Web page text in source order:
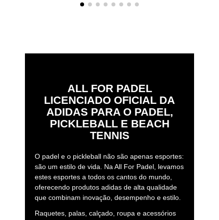
ALL FOR PADEL
LICENCIADO OFICIAL DA
ADIDAS PARA O PADEL,
PICKLEBALL E BEACH
TENNIS
O padel e o pickleball não são apenas esportes:
são um estilo de vida. Na All For Padel, levamos
estes esportes a todos os cantos do mundo,
oferecendo produtos adidas de alta qualidade
que combinam inovação, desempenho e estilo.
Raquetes, palas, calçado, roupa e acessórios